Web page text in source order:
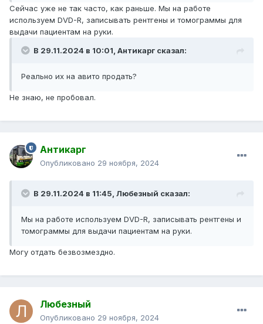
Сейчас уже не так часто, как раньше. Мы на работе
используем DVD-R, записывать рентгены и томограммы для
выдачи пациентам на руки.
В 29.11.2024 в 10:01, Антикарг сказал:
Реально их на авито продать?
Не знаю, не пробовал.
Антикарг
Опубликовано 29 ноября, 2024
В 29.11.2024 в 11:45, Любезный сказал:
Мы на работе используем DVD-R, записывать рентгены и
томограммы для выдачи пациентам на руки.
Могу отдать безвозмездно.
Любезный
Опубликовано 29 ноября, 2024